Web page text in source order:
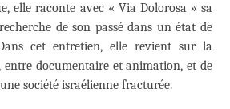
elle raconte avec « Via Dolorosa » sa
de son passé dans un état de
cet entretien, elle revient sur la
entre documentaire et animation, et de
société israélienne fracturée.